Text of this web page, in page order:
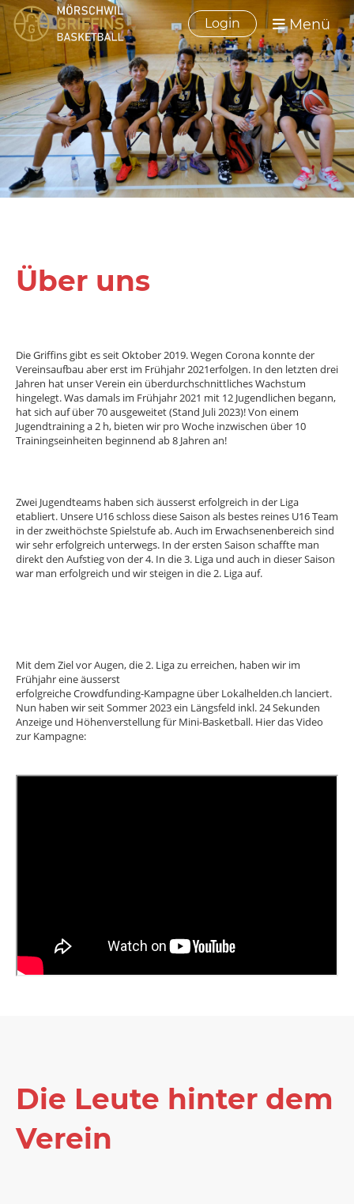
Login Menü
Über uns
Die Griffins gibt es seit Oktober 2019. Wegen Corona konnte der
Vereinsaufbau aber erst im Frühjahr 2021erfolgen. In den letzten drei
Jahren hat unser Verein ein überdurchschnittliches Wachstum
hingelegt. Was damals im Frühjahr 2021 mit 12 Jugendlichen begann,
hat sich auf über 70 ausgeweitet (Stand Juli 2023)! Von einem
Jugendtraining a 2 h, bieten wir pro Woche inzwischen über 10
Trainingseinheiten beginnend ab 8 Jahren an!
Zwei Jugendteams haben sich äusserst erfolgreich in der Liga
etabliert. Unsere U16 schloss diese Saison als bestes reines U16 Team
in der zweithöchste Spielstufe ab. Auch im Erwachsenenbereich sind
wir sehr erfolgreich unterwegs. In der ersten Saison schaffte man
direkt den Aufstieg von der 4. In die 3. Liga und auch in dieser Saison
war man erfolgreich und wir steigen in die 2. Liga auf.
Mit dem Ziel vor Augen, die 2. Liga zu erreichen, haben wir im
Frühjahr eine äusserst
erfolgreiche Crowdfunding-Kampagne über Lokalhelden.ch lanciert.
Nun haben wir seit Sommer 2023 ein Längsfeld inkl. 24 Sekunden
Anzeige und Höhenverstellung für Mini-Basketball. Hier das Video
zur Kampagne:
Die Leute hinter dem
Verein